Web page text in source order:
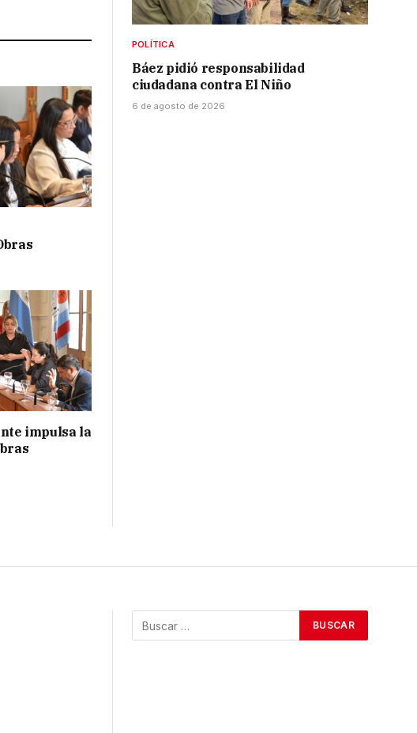
impulsa la
POLÍTICA
Báez pidió responsabilidad
ciudadana contra El Niño
6 de agosto de 2026